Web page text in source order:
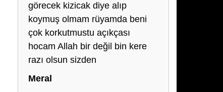
görecek kizicak diye alıp
koymuş olmam rüyamda beni
çok korkutmustu açıkçası
hocam Allah bir değil bin kere
razı olsun sizden
Meral